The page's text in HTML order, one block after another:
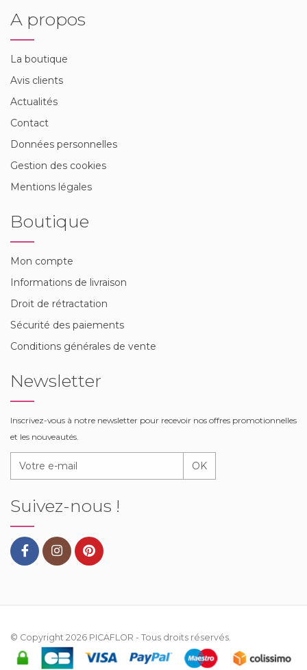
A propos
La boutique
Avis clients
Actualités
Contact
Données personnelles
Gestion des cookies
Mentions légales
Boutique
Mon compte
Informations de livraison
Droit de rétractation
Sécurité des paiements
Conditions générales de vente
Newsletter
Inscrivez-vous à notre newsletter pour recevoir nos offres promotionnelles
et les nouveautés.
OK
Suivez-nous !
© Copyright 2026 PICAFLOR - Tous droits réservés.